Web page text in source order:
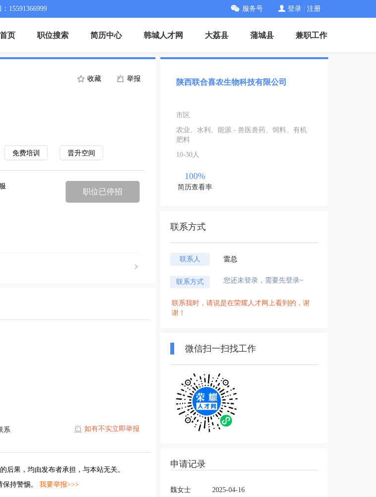
15591366999 服务号 登录 注册
首页 职位搜索 简历中心 韩城人才网 大荔县 蒲城县 兼职工作
收藏 举报
免费培训 晋升空间
职位已停招
系 如有不实立即举报
后果，均由发布者承担，与本站无关。
持警惕。 我要举报>>>
陕西联合喜农生物科技有限公司
市区
农业、水利、能源 - 兽医兽药、饲料、有机
肥料
10-30人
100%
简历查看率
联系方式
联系人 雷总
联系方式 您还未登录，需要先登录~
联系我时，请说是在荣耀人才网上看到的，谢
谢！
微信扫一扫找工作
申请记录
魏女士 2025-04-16